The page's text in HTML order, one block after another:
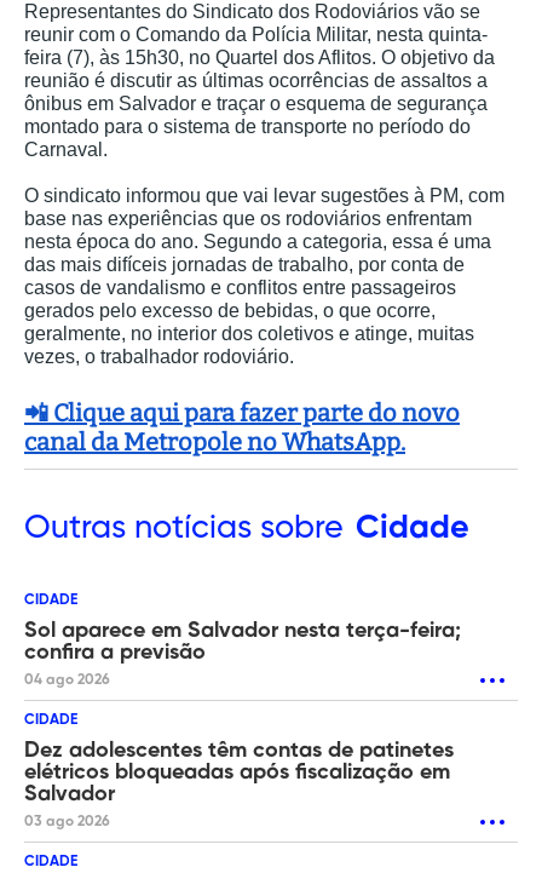
Representantes do Sindicato dos Rodoviários vão se
reunir com o Comando da Polícia Militar, nesta quinta-
feira (7), às 15h30, no Quartel dos Aflitos. O objetivo da
reunião é discutir as últimas ocorrências de assaltos a
ônibus em Salvador e traçar o esquema de segurança
montado para o sistema de transporte no período do
Carnaval.
O sindicato informou que vai levar sugestões à PM, com
base nas experiências que os rodoviários enfrentam
nesta época do ano. Segundo a categoria, essa é uma
das mais difíceis jornadas de trabalho, por conta de
casos de vandalismo e conflitos entre passageiros
gerados pelo excesso de bebidas, o que ocorre,
geralmente, no interior dos coletivos e atinge, muitas
vezes, o trabalhador rodoviário.
📲 Clique aqui para fazer parte do novo
canal da Metropole no WhatsApp.
Outras notícias sobre Cidade
CIDADE
Sol aparece em Salvador nesta terça-feira;
confira a previsão
04 ago 2026
CIDADE
Dez adolescentes têm contas de patinetes
elétricos bloqueadas após fiscalização em
Salvador
03 ago 2026
CIDADE